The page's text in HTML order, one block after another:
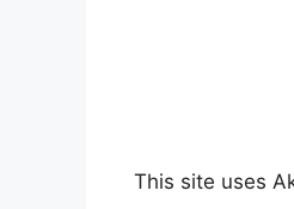
This site uses